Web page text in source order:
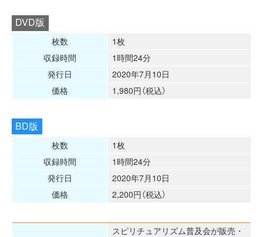
DVD版
枚数
1枚
収録時間
1時間24分
発行日
2020年7月10日
価格
1,980円（税込）
BD版
枚数
1枚
収録時間
1時間24分
発行日
2020年7月10日
価格
2,200円（税込）
スピリチュアリズム普及会が販売・